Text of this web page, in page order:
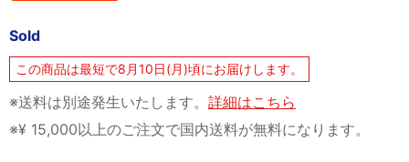
Sold
この商品は最短で8月10日(月)頃にお届けします。
※送料は別途発生いたします。 詳細はこちら
※¥ 15,000以上のご注文で国内送料が無料になります。